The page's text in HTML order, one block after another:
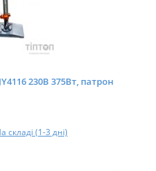
230В 375Вт, патрон
складі (1-3 дні)